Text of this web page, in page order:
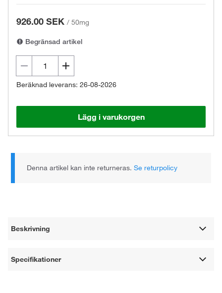
926.00 SEK / 50mg
Begränsad artikel
Beräknad leverans: 26-08-2026
Lägg i varukorgen
Denna artikel kan inte returneras.Se returpolicy
Beskrivning
Specifikationer